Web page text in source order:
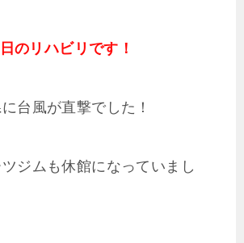
のリハビリです！
台風が直撃でした！
ジムも休館になっていまし